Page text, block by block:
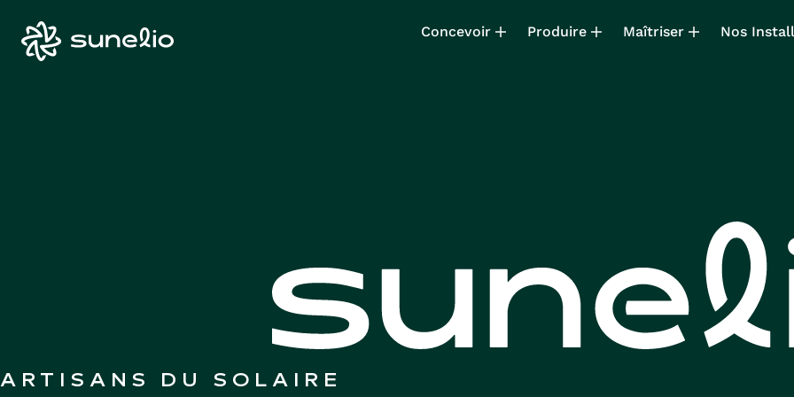
Concevoir Produire Maîtriser Nos
ARTISANS DU SOLAIRE